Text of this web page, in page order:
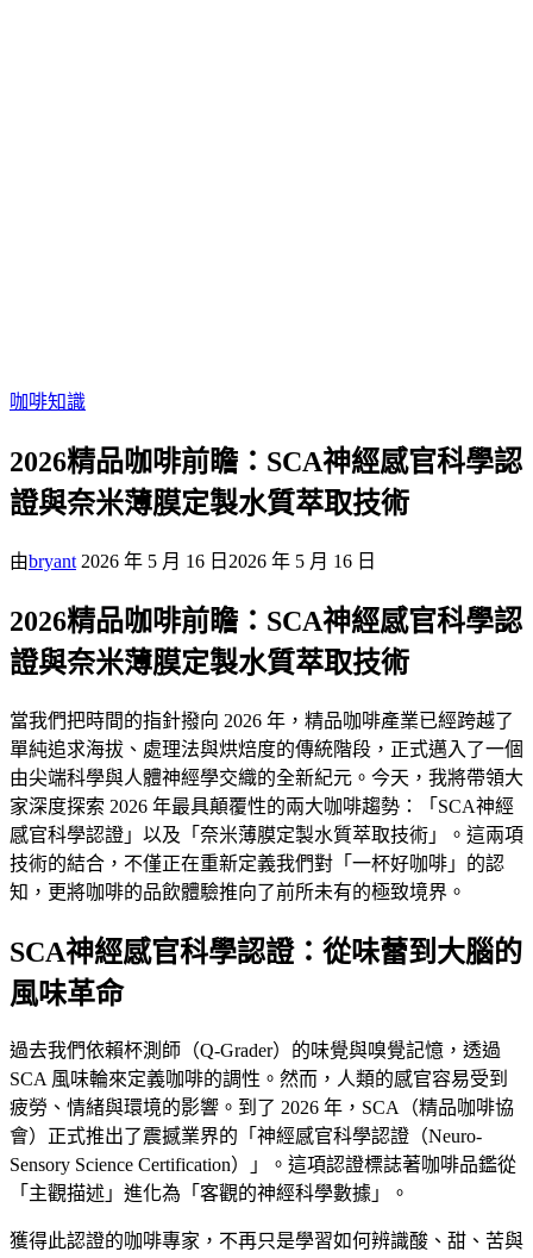
咖啡知識
2026精品咖啡前瞻：SCA神經感官科學認
證與奈米薄膜定製水質萃取技術
由bryant 2026 年 5 月 16 日 2026 年 5 月 16 日
2026精品咖啡前瞻：SCA神經感官科學認
證與奈米薄膜定製水質萃取技術
當我們把時間的指針撥向 2026 年，精品咖啡產業已經跨越了
單純追求海拔、處理法與烘焙度的傳統階段，正式邁入了一個
由尖端科學與人體神經學交織的全新紀元。今天，我將帶領大
家深度探索 2026 年最具顛覆性的兩大咖啡趨勢：「SCA神經
感官科學認證」以及「奈米薄膜定製水質萃取技術」。這兩項
技術的結合，不僅正在重新定義我們對「一杯好咖啡」的認
知，更將咖啡的品飲體驗推向了前所未有的極致境界。
SCA神經感官科學認證：從味蕾到大腦的
風味革命
過去我們依賴杯測師（Q-Grader）的味覺與嗅覺記憶，透過
SCA 風味輪來定義咖啡的調性。然而，人類的感官容易受到
疲勞、情緒與環境的影響。到了 2026 年，SCA（精品咖啡協
會）正式推出了震撼業界的「神經感官科學認證（Neuro-
Sensory Science Certification）」。這項認證標誌著咖啡品鑑從
「主觀描述」進化為「客觀的神經科學數據」。
獲得此認證的咖啡專家，不再只是學習如何辨識酸、甜、苦與